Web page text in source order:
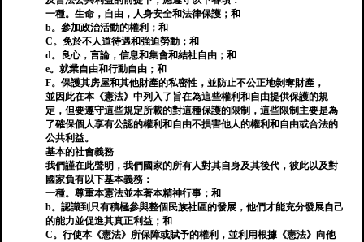
一種。生命，自由，人身安全和法律保護；和
b。參加政治活動的權利；和
C。免於不人道待遇和強迫勞動；和
d。良心，言論，信息和集會和結社自由；和
e。就業自由和行動自由；和
F。保護其房屋和其他財產的私密性，並防止不公正地剝奪財產，
並因此在本《憲法》中列入了旨在為這些權利和自由提供保護的規
定，但要遵守這些規定所載的對這種保護的限制，這些限制主要是為
了確保個人享有公認的權利和自由不損害他人的權利和自由或合法的
公共利益。
基本的社會義務
我們謹在此聲明，我們國家的所有人對其自身及其後代，彼此以及對
國家負有以下基本義務：
一種。尊重本憲法並本著本精神行事；和
b。認識到只有積極參與整個民族社區的發展，他們才能充分發展自己
的能力並促進其真正利益；和
C。行使本《憲法》所保障或賦予的權利，並利用根據《憲法》向他